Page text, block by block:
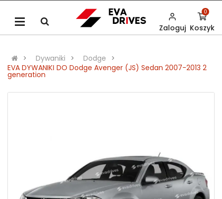
Zaloguj Koszyk
0
Dywaniki
Dodge
EVA DYWANIKІ DO Dodge Avenger (JS) Sedan 2007-2013 2
generation